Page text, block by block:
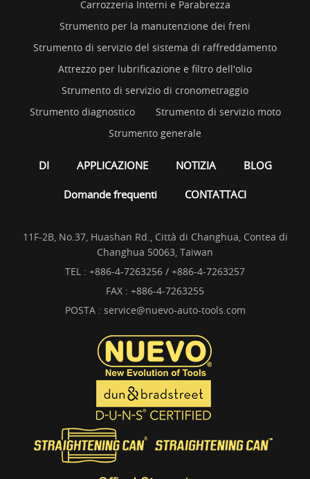
Carrozzeria Interni e Parabrezza
Strumento per la manutenzione dei freni
Strumento di servizio del sistema di raffreddamento
Attrezzo per lubrificazione e filtro dell'olio
Strumento di servizio di cronometraggio
Strumento diagnostico
Strumento di servizio moto
Strumento generale
DI APPLICAZIONE NOTIZIA BLOG
Domande frequenti CONTATTACI
11F-2B, No.37, Huashan Rd., Città di Changhua, Contea di
Changhua 50063, Taiwan
TEL : +886-4-7263256 / +886-4-7263257
FAX : +886-4-7263255
POSTA : service@nuevo-auto-tools.com